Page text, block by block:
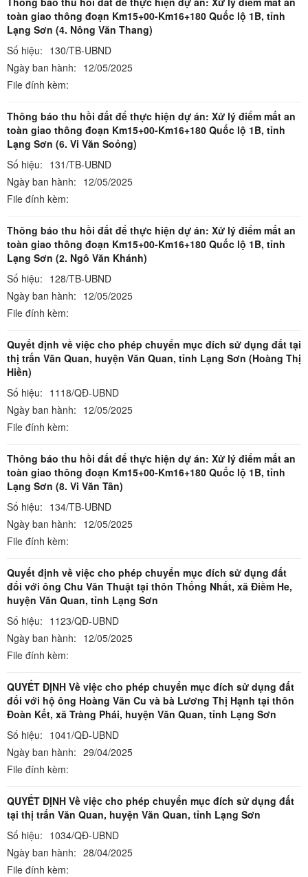
toàn giao thông đoạn Km15+00-Km16+180 Quốc lộ 1B, tỉnh
Lạng Sơn (4. Nông Văn Thang)
Số hiệu: 130/TB-UBND
Ngày ban hành: 12/05/2025
File đính kèm:
Thông báo thu hồi đất để thực hiện dự án: Xử lý điểm mất an
toàn giao thông đoạn Km15+00-Km16+180 Quốc lộ 1B, tỉnh
Lạng Sơn (6. Vi Văn Soỏng)
Số hiệu: 131/TB-UBND
Ngày ban hành: 12/05/2025
File đính kèm:
Thông báo thu hồi đất để thực hiện dự án: Xử lý điểm mất an
toàn giao thông đoạn Km15+00-Km16+180 Quốc lộ 1B, tỉnh
Lạng Sơn (2. Ngô Văn Khánh)
Số hiệu: 128/TB-UBND
Ngày ban hành: 12/05/2025
File đính kèm:
Quyết định về việc cho phép chuyển mục đích sử dụng đất tại
thị trấn Văn Quan, huyện Văn Quan, tỉnh Lạng Sơn (Hoàng Thị
Hiền)
Số hiệu: 1118/QĐ-UBND
Ngày ban hành: 12/05/2025
File đính kèm:
Thông báo thu hồi đất để thực hiện dự án: Xử lý điểm mất an
toàn giao thông đoạn Km15+00-Km16+180 Quốc lộ 1B, tỉnh
Lạng Sơn (8. Vi Văn Tân)
Số hiệu: 134/TB-UBND
Ngày ban hành: 12/05/2025
File đính kèm:
Quyết định về việc cho phép chuyển mục đích sử dụng đất
đối với ông Chu Văn Thuật tại thôn Thống Nhất, xã Điềm He,
huyện Văn Quan, tỉnh Lạng Sơn
Số hiệu: 1123/QĐ-UBND
Ngày ban hành: 12/05/2025
File đính kèm:
QUYẾT ĐỊNH Về việc cho phép chuyển mục đích sử dụng đất
đối với hộ ông Hoàng Văn Cu và bà Lương Thị Hạnh tại thôn
Đoàn Kết, xã Tràng Phái, huyện Văn Quan, tỉnh Lạng Sơn
Số hiệu: 1041/QĐ-UBND
Ngày ban hành: 29/04/2025
File đính kèm:
QUYẾT ĐỊNH Về việc cho phép chuyển mục đích sử dụng đất
tại thị trấn Văn Quan, huyện Văn Quan, tỉnh Lạng Sơn
Số hiệu: 1034/QĐ-UBND
Ngày ban hành: 28/04/2025
File đính kèm: